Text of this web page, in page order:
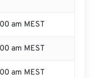
am MEST
am MEST
am MEST